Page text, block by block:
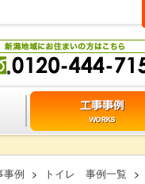
事例 > トイレ 事例一覧 >